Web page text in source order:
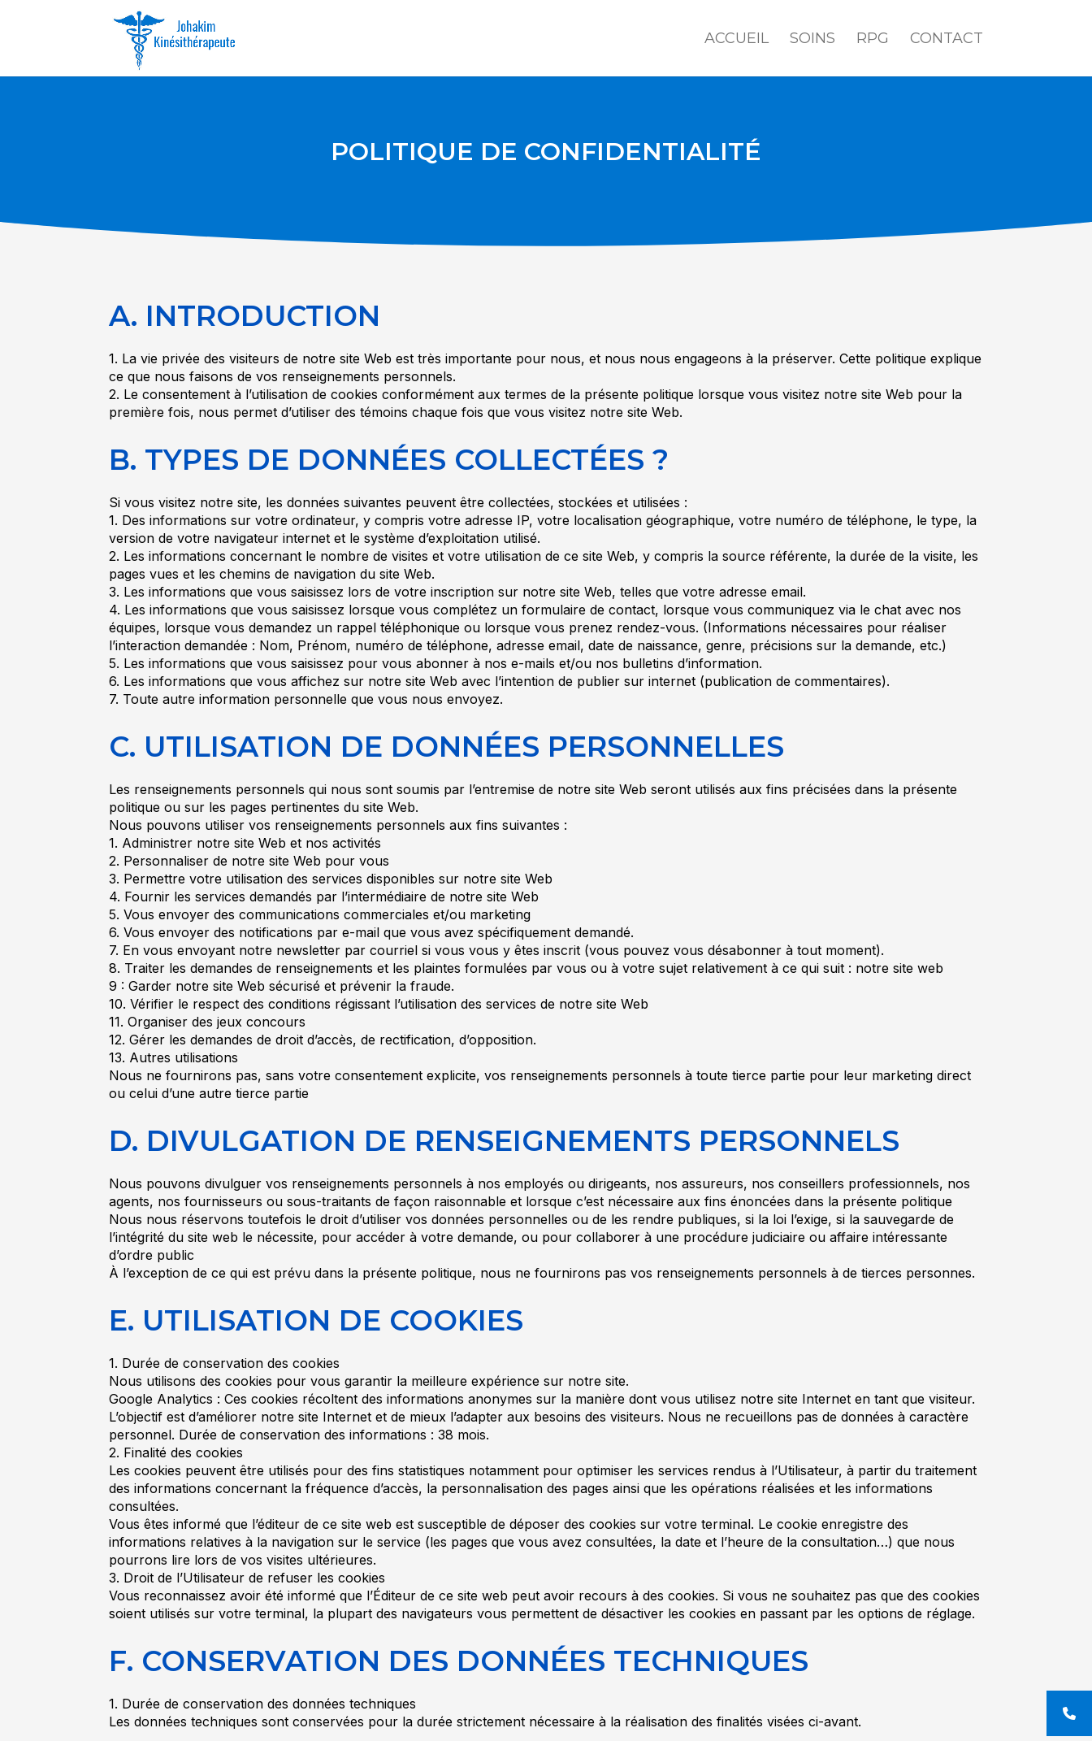
ACCUEIL SOINS RPG CONTACT
POLITIQUE DE CONFIDENTIALITÉ
A. INTRODUCTION
1. La vie privée des visiteurs de notre site Web est très importante pour nous, et nous nous engageons à la préserver. Cette politique explique
ce que nous faisons de vos renseignements personnels.
2. Le consentement à l’utilisation de cookies conformément aux termes de la présente politique lorsque vous visitez notre site Web pour la
première fois, nous permet d’utiliser des témoins chaque fois que vous visitez notre site Web.
B. TYPES DE DONNÉES COLLECTÉES ?
Si vous visitez notre site, les données suivantes peuvent être collectées, stockées et utilisées :
1. Des informations sur votre ordinateur, y compris votre adresse IP, votre localisation géographique, votre numéro de téléphone, le type, la
version de votre navigateur internet et le système d’exploitation utilisé.
2. Les informations concernant le nombre de visites et votre utilisation de ce site Web, y compris la source référente, la durée de la visite, les
pages vues et les chemins de navigation du site Web.
3. Les informations que vous saisissez lors de votre inscription sur notre site Web, telles que votre adresse email.
4. Les informations que vous saisissez lorsque vous complétez un formulaire de contact, lorsque vous communiquez via le chat avec nos
équipes, lorsque vous demandez un rappel téléphonique ou lorsque vous prenez rendez-vous. (Informations nécessaires pour réaliser
l’interaction demandée : Nom, Prénom, numéro de téléphone, adresse email, date de naissance, genre, précisions sur la demande, etc.)
5. Les informations que vous saisissez pour vous abonner à nos e-mails et/ou nos bulletins d’information.
6. Les informations que vous affichez sur notre site Web avec l’intention de publier sur internet (publication de commentaires).
7. Toute autre information personnelle que vous nous envoyez.
C. UTILISATION DE DONNÉES PERSONNELLES
Les renseignements personnels qui nous sont soumis par l’entremise de notre site Web seront utilisés aux fins précisées dans la présente
politique ou sur les pages pertinentes du site Web.
Nous pouvons utiliser vos renseignements personnels aux fins suivantes :
1. Administrer notre site Web et nos activités
2. Personnaliser de notre site Web pour vous
3. Permettre votre utilisation des services disponibles sur notre site Web
4. Fournir les services demandés par l’intermédiaire de notre site Web
5. Vous envoyer des communications commerciales et/ou marketing
6. Vous envoyer des notifications par e-mail que vous avez spécifiquement demandé.
7. En vous envoyant notre newsletter par courriel si vous vous y êtes inscrit (vous pouvez vous désabonner à tout moment).
8. Traiter les demandes de renseignements et les plaintes formulées par vous ou à votre sujet relativement à ce qui suit : notre site web
9 : Garder notre site Web sécurisé et prévenir la fraude.
10. Vérifier le respect des conditions régissant l’utilisation des services de notre site Web
11. Organiser des jeux concours
12. Gérer les demandes de droit d’accès, de rectification, d’opposition.
13. Autres utilisations
Nous ne fournirons pas, sans votre consentement explicite, vos renseignements personnels à toute tierce partie pour leur marketing direct
ou celui d’une autre tierce partie
D. DIVULGATION DE RENSEIGNEMENTS PERSONNELS
Nous pouvons divulguer vos renseignements personnels à nos employés ou dirigeants, nos assureurs, nos conseillers professionnels, nos
agents, nos fournisseurs ou sous-traitants de façon raisonnable et lorsque c’est nécessaire aux fins énoncées dans la présente politique
Nous nous réservons toutefois le droit d’utiliser vos données personnelles ou de les rendre publiques, si la loi l’exige, si la sauvegarde de
l’intégrité du site web le nécessite, pour accéder à votre demande, ou pour collaborer à une procédure judiciaire ou affaire intéressante
d’ordre public
À l’exception de ce qui est prévu dans la présente politique, nous ne fournirons pas vos renseignements personnels à de tierces personnes.
E. UTILISATION DE COOKIES
1. Durée de conservation des cookies
Nous utilisons des cookies pour vous garantir la meilleure expérience sur notre site.
Google Analytics : Ces cookies récoltent des informations anonymes sur la manière dont vous utilisez notre site Internet en tant que visiteur.
L’objectif est d’améliorer notre site Internet et de mieux l’adapter aux besoins des visiteurs. Nous ne recueillons pas de données à caractère
personnel. Durée de conservation des informations : 38 mois.
2. Finalité des cookies
Les cookies peuvent être utilisés pour des fins statistiques notamment pour optimiser les services rendus à l’Utilisateur, à partir du traitement
des informations concernant la fréquence d’accès, la personnalisation des pages ainsi que les opérations réalisées et les informations
consultées.
Vous êtes informé que l’éditeur de ce site web est susceptible de déposer des cookies sur votre terminal. Le cookie enregistre des
informations relatives à la navigation sur le service (les pages que vous avez consultées, la date et l’heure de la consultation…) que nous
pourrons lire lors de vos visites ultérieures.
3. Droit de l’Utilisateur de refuser les cookies
Vous reconnaissez avoir été informé que l’Éditeur de ce site web peut avoir recours à des cookies. Si vous ne souhaitez pas que des cookies
soient utilisés sur votre terminal, la plupart des navigateurs vous permettent de désactiver les cookies en passant par les options de réglage.
F. CONSERVATION DES DONNÉES TECHNIQUES
1. Durée de conservation des données techniques
Les données techniques sont conservées pour la durée strictement nécessaire à la réalisation des finalités visées ci-avant.